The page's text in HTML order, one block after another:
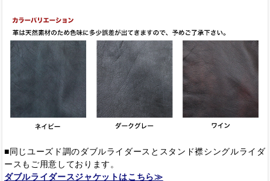
■同じユーズド調のダブルライダースとスタンド襟シングルライダ
ースもご用意しております。
ダブルライダースジャケットはこちら≫